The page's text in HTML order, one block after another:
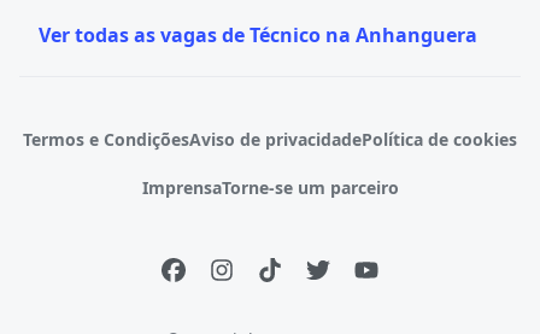
Ver todas as vagas de Técnico na Anhanguera
Termos e CondiçõesAviso de privacidadePolítica de cookies
ImprensaTorne-se um parceiro